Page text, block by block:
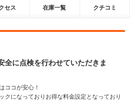
セス 在庫一覧 クチコミ
全に点検を行わせていただきま
ココが安心！
クになっておりお得な料金設定となっており